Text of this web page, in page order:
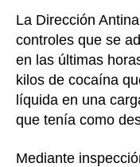
La Dirección
controles que se
en las últimas
kilos de cocaína
líquida en una
que tenía como
Mediante